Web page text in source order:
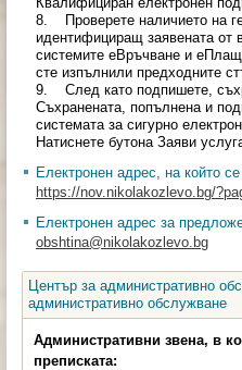
8. Проверете наличието на
идентифициращ заявената от
системите еВръчване и
сте изпълнили предходните
9. След като подпишете,
Съхранената, попълнена и
системата за сигурно
Натиснете бутона Заяви
Електронен адрес, на който
https://nov.nikolakozlevo.bg/
Електронен адрес за
obshtina@nikolakozlevo.bg
Център за административно
административно обслужване
Административни звена, в
преписката: